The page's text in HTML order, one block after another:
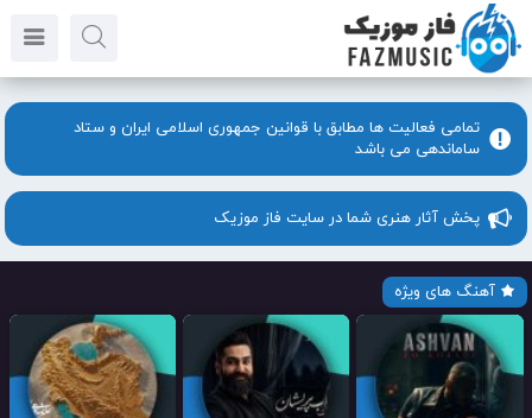
تمامی فعالیت ها مطابق با قوانین جمهوری اسلامی ایران و ستاد
ساماندهی می باشد
پخش آثار هنری شما در سایت فاز موزیک
آهنگ های ویژه